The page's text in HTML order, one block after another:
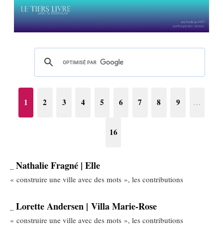
1 2 3 4 5 6 7 8 9 …
16
Nathalie Fragné | Elle
« construire une ville avec des mots », les contributions
Lorette Andersen | Villa Marie-Rose
« construire une ville avec des mots », les contributions